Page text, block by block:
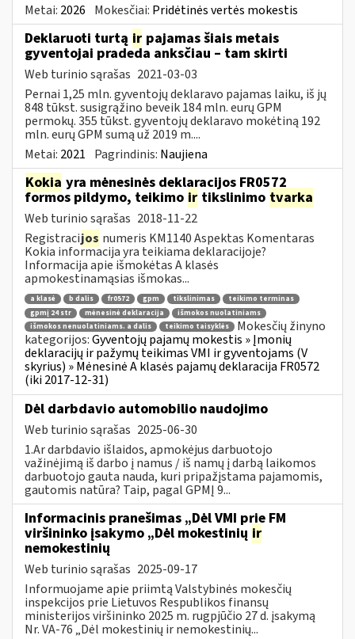
Metai: 2026 Mokesčiai: Pridėtinės vertės mokestis
Deklaruoti turtą ir pajamas šiais metais
gyventojai pradeda anksčiau – tam skirti
Web turinio sąrašas 2021-03-03
Pernai 1,25 mln. gyventojų deklaravo pajamas laiku, iš jų
848 tūkst. susigrąžino beveik 184 mln. eurų GPM
permokų. 355 tūkst. gyventojų deklaravo mokėtiną 192
mln. eurų GPM sumą už 2019 m....
Metai: 2021 Pagrindinis: Naujiena
Kokia yra mėnesinės deklaracijos FR0572
formos pildymo, teikimo ir tikslinimo tvarka
Web turinio sąrašas 2018-11-22
Registracijos numeris KM1140 Aspektas Komentaras
Kokia informacija yra teikiama deklaracijoje?
Informacija apie išmokėtas A klasės
apmokestinamąsias išmokas...
a klasė b dalis fr0572 gpm tikslinimas
teikimo terminas
gpmį 24 str
mėnesinė deklaracija
išmokos nuolatiniams
išmokos nenuolatiniams. a dalis
teikimo taisyklės
Mokesčių žinyno
kategorijos:Gyventojų pajamų mokestis » Įmonių
deklaracijų ir pažymų teikimas VMI ir gyventojams (V
skyrius) » Mėnesinė A klasės pajamų deklaracija FR0572
(iki 2017-12-31)
Dėl darbdavio automobilio naudojimo
Web turinio sąrašas 2025-06-30
1.Ar darbdavio išlaidos, apmokėjus darbuotojo
važinėjimą iš darbo į namus / iš namų į darbą laikomos
darbuotojo gauta nauda, kuri pripažįstama pajamomis,
gautomis natūra? Taip, pagal GPMĮ 9...
Informacinis pranešimas „Dėl VMI prie FM
viršininko įsakymo „Dėl mokestinių ir
nemokestinių
Web turinio sąrašas 2025-09-17
Informuojame apie priimtą Valstybinės mokesčių
inspekcijos prie Lietuvos Respublikos finansų
ministerijos viršininko 2025 m. rugpjūčio 27 d. įsakymą
Nr. VA-76 „Dėl mokestinių ir nemokestinių...